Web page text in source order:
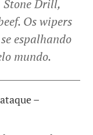
Stone Drill,
Os wipers
espalhando
mundo.
–